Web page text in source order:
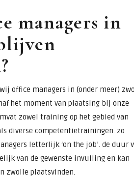
managers in
office managers in (onder meer)
het moment van plaatsing bij onze
zowel training op het gebied van
diverse competentietrainingen. zo
letterlijk ‘on the job’. de duur
van de gewenste invulling en kan
zwolle plaatsvinden.